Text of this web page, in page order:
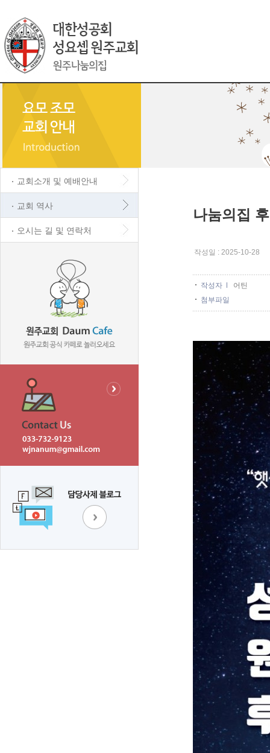
교회소개 및 예배안내
교회 역사
오시는 길 및 연락처
나눔의집
작성일 : 2025-10-
작성자
어틴
첨부파일